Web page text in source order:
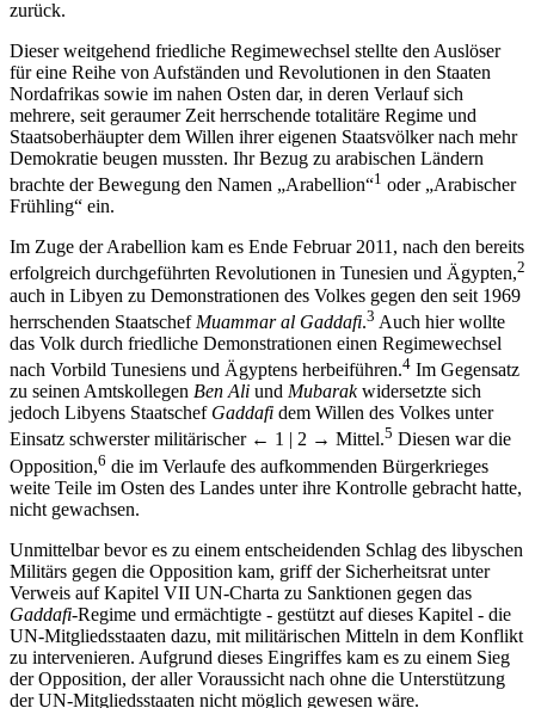
für eine Reihe von Aufständen und Revolutionen in den Staaten
Nordafrikas sowie im nahen Osten dar, in deren Verlauf sich
mehrere, seit geraumer Zeit herrschende totalitäre Regime und
Staatsoberhäupter dem Willen ihrer eigenen Staatsvölker nach mehr
Demokratie beugen mussten. Ihr Bezug zu arabischen Ländern
brachte der Bewegung den Namen „Arabellion“1oder „Arabischer
Frühling“ ein.
erfolgreich durchgeführten Revolutionen in Tunesien und Ägypten,2
auch in Libyen zu Demonstrationen des Volkes gegen den seit 1969
herrschenden StaatschefMuammar al Gaddafi. 3Auch hier wollte
das Volk durch friedliche Demonstrationen einen Regimewechsel
nach Vorbild Tunesiens und Ägyptens herbeiführen.4Im Gegensatz
zu seinen AmtskollegenBen AliundMubarakwidersetzte sich
jedoch Libyens StaatschefGaddafidem Willen des Volkes unter
Einsatz schwerster militärischer← 1 | 2 →Mittel.5Diesen war die
Opposition,6die im Verlaufe des aufkommenden Bürgerkrieges
weite Teile im Osten des Landes unter ihre Kontrolle gebracht hatte,
nicht gewachsen.
Militärs gegen die Opposition kam, griff der Sicherheitsrat unter
Verweis auf Kapitel VII UN-Charta zu Sanktionen gegen das
Gaddafi -Regime und ermächtigte - gestützt auf dieses Kapitel - die
UN-Mitgliedsstaaten dazu, mit militärischen Mitteln in dem Konflikt
zu intervenieren. Aufgrund dieses Eingriffes kam es zu einem Sieg
der Opposition, der aller Voraussicht nach ohne die Unterstützung
der UN-Mitgliedsstaaten nicht möglich gewesen wäre.